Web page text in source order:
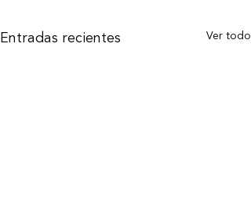
Entradas recientes Ver todo